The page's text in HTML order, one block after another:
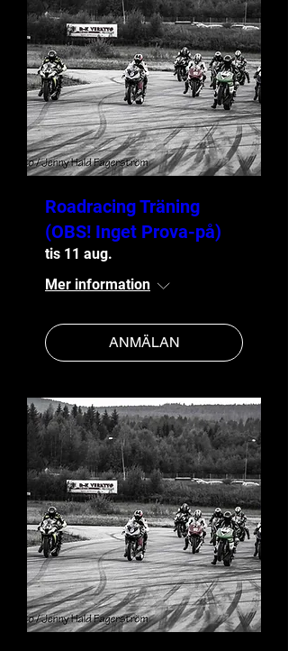
Roadracing Träning
(OBS! Inget Prova-på)
tis 11 aug.
Mer information
ANMÄLAN